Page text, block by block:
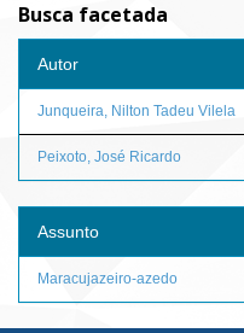
Busca facetada
Autor
Junqueira, Nilton Tadeu Vilela
Peixoto, José Ricardo
Assunto
Maracujazeiro-azedo